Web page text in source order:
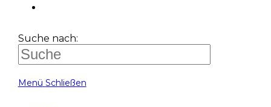
Suche nach:
Menü Schließen